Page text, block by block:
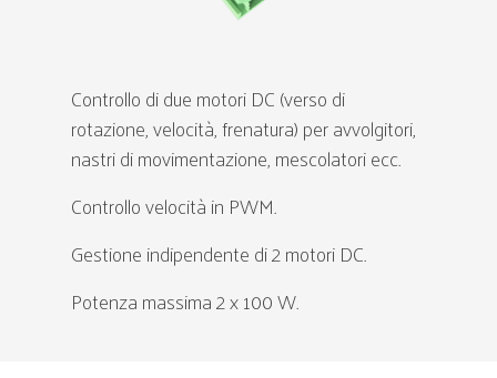
Controllo di due motori DC (verso di
rotazione, velocità, frenatura) per avvolgitori,
nastri di movimentazione, mescolatori ecc.
Controllo velocità in PWM.
Gestione indipendente di 2 motori DC.
Potenza massima 2 x 100 W.